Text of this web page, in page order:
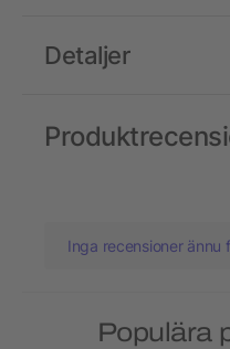
Detaljer
Inga recensioner ännu
Populära